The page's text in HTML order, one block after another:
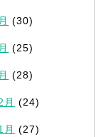
(30)
(25)
(28)
(24)
(27)